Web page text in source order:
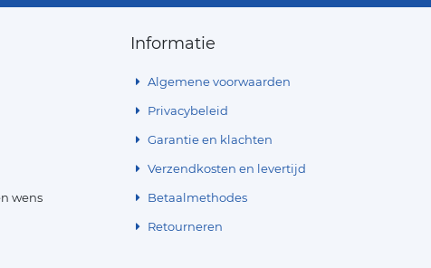
wens
Informatie
Algemene voorwaarden
Privacybeleid
Garantie en klachten
Verzendkosten en levertijd
Betaalmethodes
Retourneren